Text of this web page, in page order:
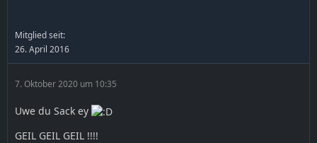
Mitglied seit:
26. April 2016
7. Oktober 2020 um 10:35
Uwe du Sack ey
GEIL GEIL GEIL !!!!